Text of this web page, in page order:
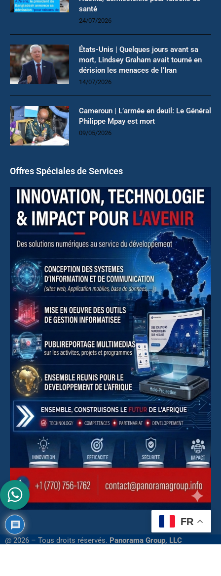
santé
24/07/2026
États-Unis | Quelques jours avant sa
mort, Lindsey Graham avait tourné en
dérision les menaces de l’Iran
14/07/2026
Cameroun | L’armée en deuil: Le Général
Philippe Mpay est mort
09/05/2026
Offres Spéciales de Services
@ 2026 – Tous droits réservés. Panorama Group, LLC
FR